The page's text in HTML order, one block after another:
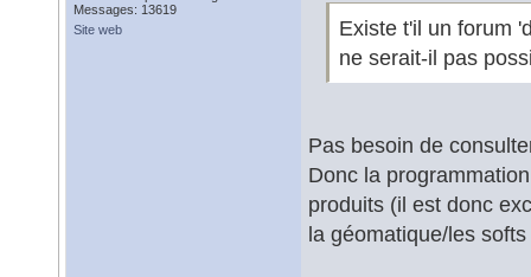
Messages: 13619
Site web
Existe t'il un forum
ne serait-il pas
Pas besoin de
Donc la
produits (il est donc
la géomatique/les